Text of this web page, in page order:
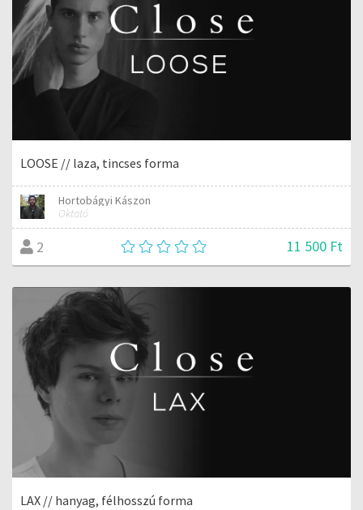
LOOSE // laza, tincses forma
Hortobágyi Kászon
Oktató
2 11 500 Ft
LAX // hanyag, félhosszú forma